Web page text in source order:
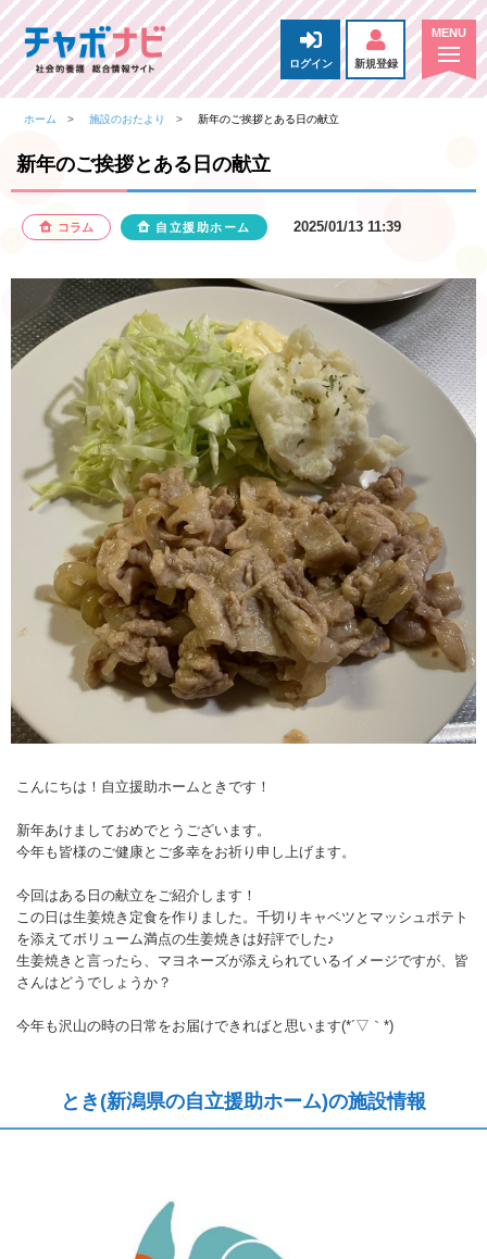
ログイン 新規登録
ホーム 施設のおたより 新年のご挨拶とある日の献立
新年のご挨拶とある日の献立
コラム 自立援助ホーム 2025/01/13 11:39
こんにちは！自立援助ホームときです！
新年あけましておめでとうございます。
今年も皆様のご健康とご多幸をお祈り申し上げます。
今回はある日の献立をご紹介します！
この日は生姜焼き定食を作りました。千切りキャベツとマッシュポテト
を添えてボリューム満点の生姜焼きは好評でした♪
生姜焼きと言ったら、マヨネーズが添えられているイメージですが、皆
さんはどうでしょうか？
今年も沢山の時の日常をお届けできればと思います(*´▽｀*)
とき(新潟県の自立援助ホーム)の施設情報